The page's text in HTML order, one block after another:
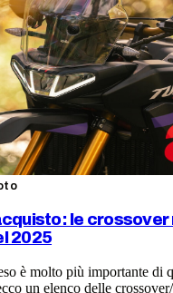
le crossover
2025
è molto più importante di
un elenco delle